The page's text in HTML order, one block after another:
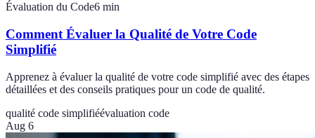
Évaluation du Code6 min
Comment Évaluer la Qualité de Votre Code
Simplifié
Apprenez à évaluer la qualité de votre code simplifié avec des étapes
détaillées et des conseils pratiques pour un code de qualité.
qualité code simplifiéévaluation code
Aug 6